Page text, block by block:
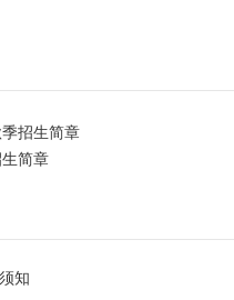
招生简章
简章
知